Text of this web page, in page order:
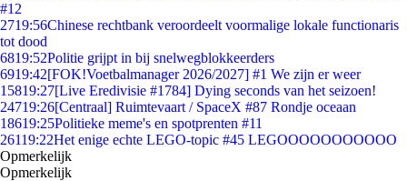
#12
2719:56Chinese rechtbank veroordeelt voormalige lokale functionaris
tot dood
6819:52Politie grijpt in bij snelwegblokkeerders
6919:42[FOK!Voetbalmanager 2026/2027] #1 We zijn er weer
15819:27[Live Eredivisie #1784] Dying seconds van het seizoen!
24719:26[Centraal] Ruimtevaart / SpaceX #87 Rondje oceaan
18619:25Politieke meme's en spotprenten #11
26119:22Het enige echte LEGO-topic #45 LEGOOOOOOOOOOO
Opmerkelijk
Opmerkelijk